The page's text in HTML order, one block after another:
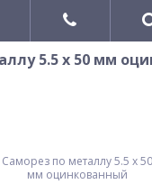
5.5 х 50 мм